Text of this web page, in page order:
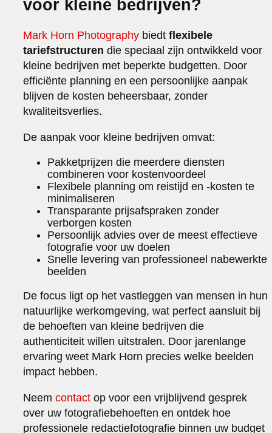
voor kleine bedrijven?
Mark Horn Photography biedtflexibele
tariefstructuren die speciaal zijn ontwikkeld voor
kleine bedrijven met beperkte budgetten. Door
efficiënte planning en een persoonlijke aanpak
blijven de kosten beheersbaar, zonder
kwaliteitsverlies.
De aanpak voor kleine bedrijven omvat:
Pakketprijzen die meerdere diensten
combineren voor kostenvoordeel
Flexibele planning om reistijd en -kosten te
minimaliseren
Transparante prijsafspraken zonder
verborgen kosten
Persoonlijk advies over de meest effectieve
fotografie voor uw doelen
Snelle levering van professioneel nabewerkte
beelden
De focus ligt op het vastleggen van mensen in hun
natuurlijke werkomgeving, wat perfect aansluit bij
de behoeften van kleine bedrijven die
authenticiteit willen uitstralen. Door jarenlange
ervaring weet Mark Horn precies welke beelden
impact hebben.
Neemcontact op voor een vrijblijvend gesprek
over uw fotografiebehoeften en ontdek hoe
professionele redactiefotografie binnen uw budget